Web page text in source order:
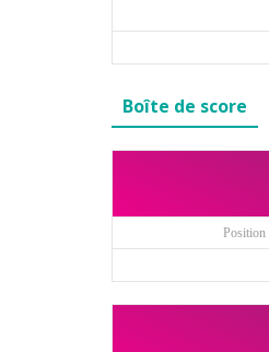
Boîte de score
Position